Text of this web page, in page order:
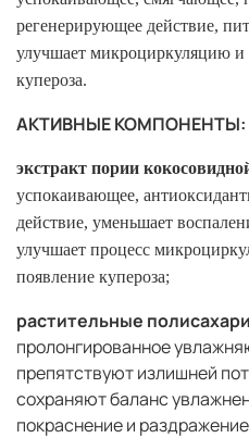
регенерирующее действие,
улучшает микроциркуляцию и
купероза.
АКТИВНЫЕ КОМПОНЕНТЫ:
экстракт пории
успокаивающее,
действие, уменьшает
улучшает процесс
появление купероза;
растительные
пролонгированное
препятствуют излишней
сохраняют баланс
покраснение и